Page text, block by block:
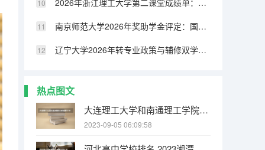
2026年浙江理工大学第二课堂成绩单：社会实践、志愿服务与素质拓展
南京师范大学2026年奖助学金评定：国家奖学金、励志奖学金与助学金
辽宁大学2026年转专业政策与辅修双学位：申请条件与流程
热点图文
大连理工大学和南通理工学院哪个好 录取分数线对比
2023-09-05 06:09:58